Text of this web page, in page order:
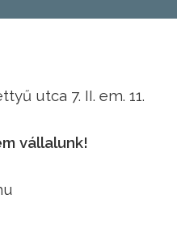
utca 7. II. em. 11.
vállalunk!